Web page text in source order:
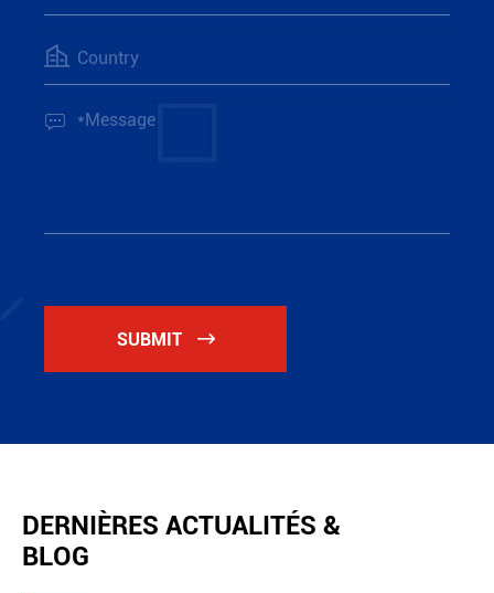


SUBMIT 
DERNIÈRES ACTUALITÉS &
BLOG